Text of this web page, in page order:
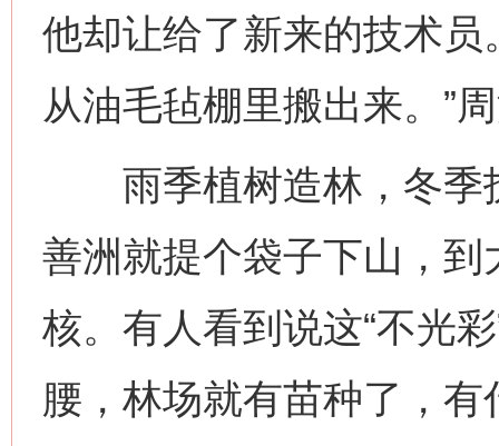
他却让给了新来的技术
从油毛毡棚里搬出来。”
雨季植树造林，冬季
善洲就提个袋子下山，
核。有人看到说这“不光
腰，林场就有苗种了，